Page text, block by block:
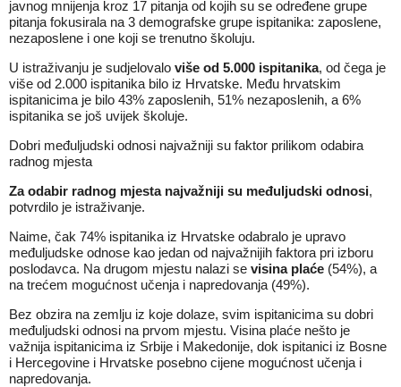
javnog mnijenja kroz 17 pitanja od kojih su se određene grupe
pitanja fokusirala na 3 demografske grupe ispitanika: zaposlene,
nezaposlene i one koji se trenutno školuju.
U istraživanju je sudjelovalo više od 5.000 ispitanika, od čega je
više od 2.000 ispitanika bilo iz Hrvatske. Među hrvatskim
ispitanicima je bilo 43% zaposlenih, 51% nezaposlenih, a 6%
ispitanika se još uvijek školuje.
Dobri međuljudski odnosi najvažniji su faktor prilikom odabira
radnog mjesta
Za odabir radnog mjesta najvažniji su međuljudski odnosi,
potvrdilo je istraživanje.
Naime, čak 74% ispitanika iz Hrvatske odabralo je upravo
međuljudske odnose kao jedan od najvažnijih faktora pri izboru
poslodavca. Na drugom mjestu nalazi se visina plaće (54%), a
na trećem mogućnost učenja i napredovanja (49%).
Bez obzira na zemlju iz koje dolaze, svim ispitanicima su dobri
međuljudski odnosi na prvom mjestu. Visina plaće nešto je
važnija ispitanicima iz Srbije i Makedonije, dok ispitanici iz Bosne
i Hercegovine i Hrvatske posebno cijene mogućnost učenja i
napredovanja.